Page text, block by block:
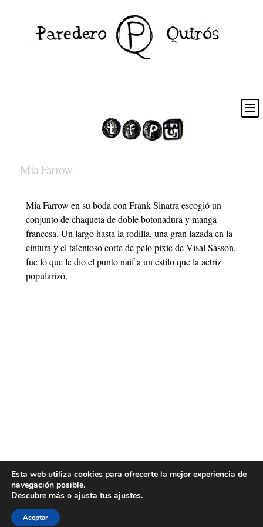
Mia Farrow
Mia Farrow en su boda con Frank Sinatra escogió un
conjunto de chaqueta de doble botonadura y manga
francesa. Un largo hasta la rodilla, una gran lazada en la
cintura y el talentoso corte de pelo pixie de Visal Sasson,
fue lo que le dio el punto naif a un estilo que la actriz
popularizó.
Esta web utiliza cookies para ofrecerte la mejor experiencia de
navegación posible.
Descubre más o ajusta tus ajustes.
Aceptar